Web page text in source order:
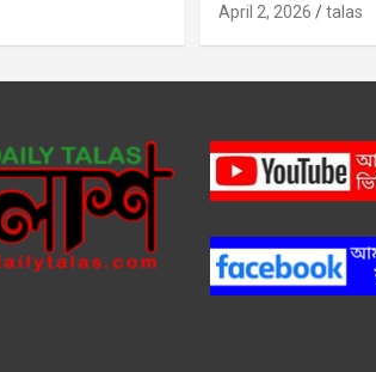
April 2, 2026 talas